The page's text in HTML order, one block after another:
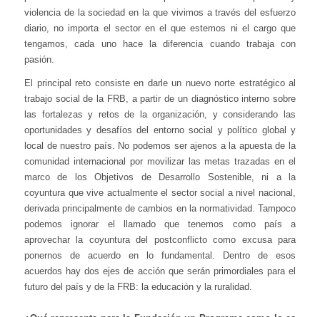
violencia de la sociedad en la que vivimos a través del esfuerzo
diario, no importa el sector en el que estemos ni el cargo que
tengamos, cada uno hace la diferencia cuando trabaja con
pasión.
El principal reto consiste en darle un nuevo norte estratégico al
trabajo social de la FRB, a partir de un diagnóstico interno sobre
las fortalezas y retos de la organización, y considerando las
oportunidades y desafíos del entorno social y político global y
local de nuestro país. No podemos ser ajenos a la apuesta de la
comunidad internacional por movilizar las metas trazadas en el
marco de los Objetivos de Desarrollo Sostenible, ni a la
coyuntura que vive actualmente el sector social a nivel nacional,
derivada principalmente de cambios en la normatividad. Tampoco
podemos ignorar el llamado que tenemos como país a
aprovechar la coyuntura del postconflicto como excusa para
ponernos de acuerdo en lo fundamental. Dentro de esos
acuerdos hay dos ejes de acción que serán primordiales para el
futuro del país y de la FRB: la educación y la ruralidad.